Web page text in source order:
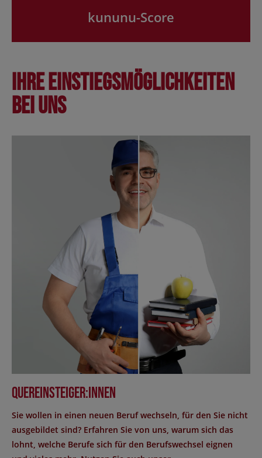
kununu-Score
Ihre Einstiegsmöglichkeiten
bei uns
Quereinsteiger:innen
Sie wollen in einen neuen Beruf wechseln, für den Sie nicht
ausgebildet sind? Erfahren Sie von uns, warum sich das
lohnt, welche Berufe sich für den Berufswechsel eignen